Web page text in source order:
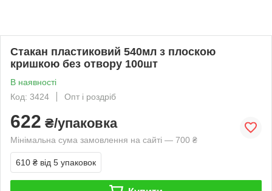
Стакан пластиковий 540мл з плоскою
кришкою без отвору 100шт
В наявності
Код: 3424
Опт і роздріб
622 ₴/упаковка
Мінімальна сума замовлення на сайті — 700 ₴
610 ₴ від 5 упаковок